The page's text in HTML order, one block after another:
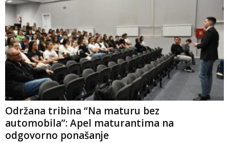
Održana tribina “Na maturu bez
automobila”: Apel maturantima na
odgovorno ponašanje